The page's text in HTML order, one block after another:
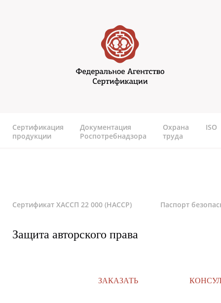
Сертификация
продукции
Документация
Роспотребнадзора
Охрана
труда
ISO
Сертификат ХАССП 22 000 (HACCP) Паспорт
Защита авторского права
ЗАКАЗАТЬ